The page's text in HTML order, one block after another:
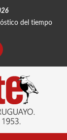
del tiempo